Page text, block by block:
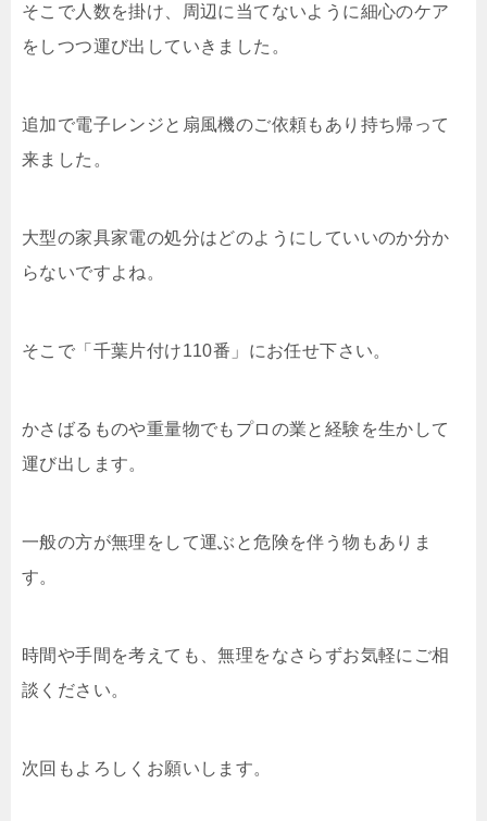
そこで人数を掛け、周辺に当てないように細心のケア
をしつつ運び出していきました。
追加で電子レンジと扇風機のご依頼もあり持ち帰って
来ました。
大型の家具家電の処分はどのようにしていいのか分か
らないですよね。
そこで「千葉片付け110番」にお任せ下さい。
かさばるものや重量物でもプロの業と経験を生かして
運び出します。
一般の方が無理をして運ぶと危険を伴う物もありま
す。
時間や手間を考えても、無理をなさらずお気軽にご相
談ください。
次回もよろしくお願いします。